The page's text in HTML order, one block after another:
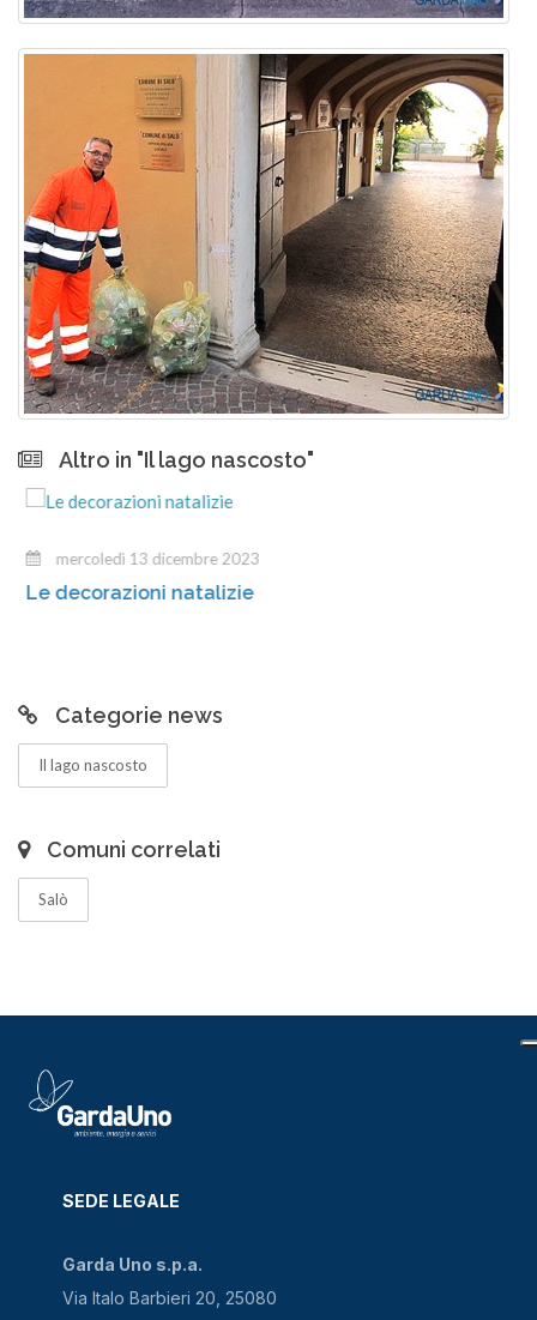
Altro in "Il lago nascosto"
mercoledì 13 dicembre 2023
Le decorazioni natalizie
Categorie news
Il lago nascosto
Comuni correlati
Salò
SEDE LEGALE
Garda Uno s.p.a.
Via Italo Barbieri 20, 25080